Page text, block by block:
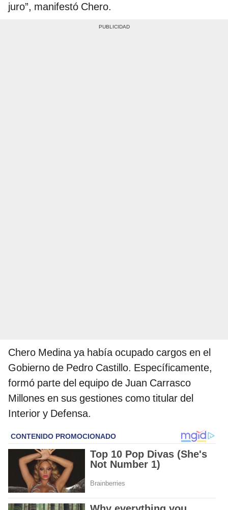
juro”, manifestó Chero.
Chero Medina ya había ocupado cargos en el
Gobierno de Pedro Castillo. Específicamente,
formó parte del equipo de Juan Carrasco
Millones en sus gestiones como titular del
Interior y Defensa.